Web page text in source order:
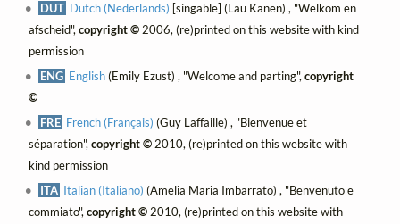
DUT Dutch (Nederlands) [singable] (Lau Kanen) , "Welkom en
afscheid",copyright ©2006, (re)printed on this website with kind
permission
ENG English(Emily Ezust) , "Welcome and parting",copyright
©
FRE French (Français) (Guy Laffaille) , "Bienvenue et
séparation",copyright ©2010, (re)printed on this website with
kind permission
ITA Italian (Italiano) (Amelia Maria Imbarrato) , "Benvenuto e
commiato",copyright ©2010, (re)printed on this website with